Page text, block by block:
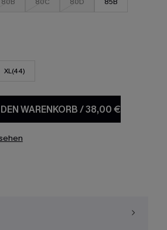
XL(44)
WARENKORB/38,00 €